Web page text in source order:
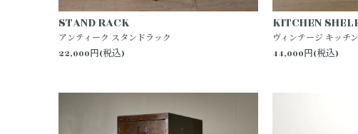
STAND RACK
アンティーク スタンドラック
22,000円(税込)
KITCHEN
ヴィンテージ キッチ
44,000円(税込)